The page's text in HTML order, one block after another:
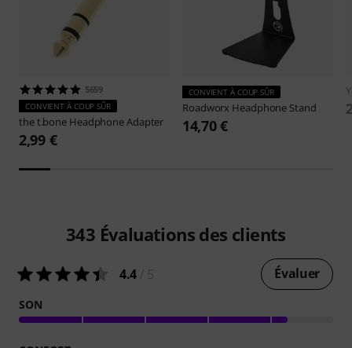
5659
CONVIENT À COUP SÛR
the t.bone Headphone Adapter
2,99 €
CONVIENT À COUP SÛR
Roadworx Headphone Stand
14,70 €
343 Évaluations des clients
4.4 Évaluer
SON